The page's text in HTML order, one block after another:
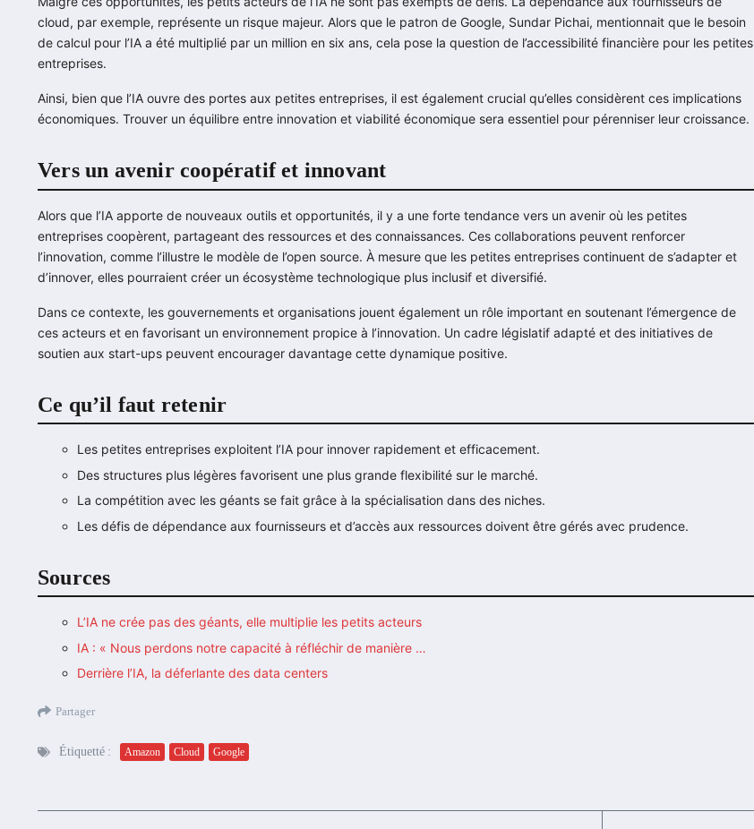
cloud, par exemple, représente un risque majeur. Alors que le patron de Google, Sundar Pichai, mentionnait que le besoin
de calcul pour l’IA a été multiplié par un million en six ans, cela pose la question de l’accessibilité financière pour les petites
entreprises.
Ainsi, bien que l’IA ouvre des portes aux petites entreprises, il est également crucial qu’elles considèrent ces implications
économiques. Trouver un équilibre entre innovation et viabilité économique sera essentiel pour pérenniser leur croissance.
Vers un avenir coopératif et innovant
Alors que l’IA apporte de nouveaux outils et opportunités, il y a une forte tendance vers un avenir où les petites
entreprises coopèrent, partageant des ressources et des connaissances. Ces collaborations peuvent renforcer
l’innovation, comme l’illustre le modèle de l’open source. À mesure que les petites entreprises continuent de s’adapter et
d’innover, elles pourraient créer un écosystème technologique plus inclusif et diversifié.
Dans ce contexte, les gouvernements et organisations jouent également un rôle important en soutenant l’émergence de
ces acteurs et en favorisant un environnement propice à l’innovation. Un cadre législatif adapté et des initiatives de
soutien aux start-ups peuvent encourager davantage cette dynamique positive.
Ce qu’il faut retenir
Les petites entreprises exploitent l’IA pour innover rapidement et efficacement.
Des structures plus légères favorisent une plus grande flexibilité sur le marché.
La compétition avec les géants se fait grâce à la spécialisation dans des niches.
Les défis de dépendance aux fournisseurs et d’accès aux ressources doivent être gérés avec prudence.
Sources
L’IA ne crée pas des géants, elle multiplie les petits acteurs
IA : « Nous perdons notre capacité à réfléchir de manière …
Derrière l’IA, la déferlante des data centers
Partager
Étiquetté : Amazon Cloud Google